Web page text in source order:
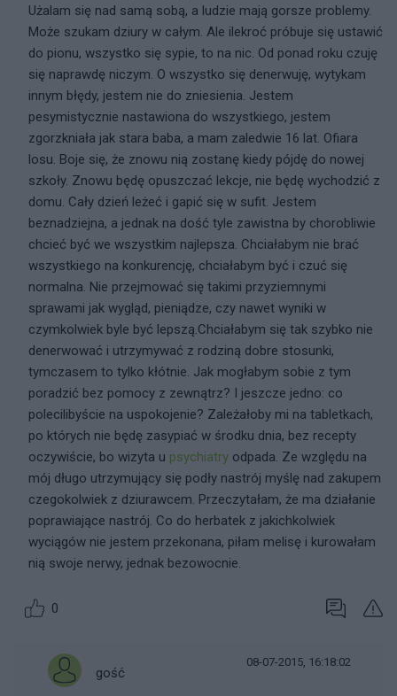
Użalam się nad samą sobą, a ludzie mają gorsze problemy.
Może szukam dziury w całym. Ale ilekroć próbuje się ustawić
do pionu, wszystko się sypie, to na nic. Od ponad roku czuję
się naprawdę niczym. O wszystko się denerwuję, wytykam
innym błędy, jestem nie do zniesienia. Jestem
pesymistycznie nastawiona do wszystkiego, jestem
zgorzkniała jak stara baba, a mam zaledwie 16 lat. Ofiara
losu. Boje się, że znowu nią zostanę kiedy pójdę do nowej
szkoły. Znowu będę opuszczać lekcje, nie będę wychodzić z
domu. Cały dzień leżeć i gapić się w sufit. Jestem
beznadziejna, a jednak na dość tyle zawistna by chorobliwie
chcieć być we wszystkim najlepsza. Chciałabym nie brać
wszystkiego na konkurencję, chciałabym być i czuć się
normalna. Nie przejmować się takimi przyziemnymi
sprawami jak wygląd, pieniądze, czy nawet wyniki w
czymkolwiek byle być lepszą.Chciałabym się tak szybko nie
denerwować i utrzymywać z rodziną dobre stosunki,
tymczasem to tylko kłótnie. Jak mogłabym sobie z tym
poradzić bez pomocy z zewnątrz? I jeszcze jedno: co
polecilibyście na uspokojenie? Zależałoby mi na tabletkach,
po których nie będę zasypiać w środku dnia, bez recepty
oczywiście, bo wizyta u psychiatry odpada. Ze względu na
mój długo utrzymujący się podły nastrój myślę nad zakupem
czegokolwiek z dziurawcem. Przeczytałam, że ma działanie
poprawiające nastrój. Co do herbatek z jakichkolwiek
wyciągów nie jestem przekonana, piłam melisę i kurowałam
nią swoje nerwy, jednak bezowocnie.
0
gość
08-07-2015, 16:18:02